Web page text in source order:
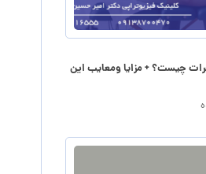
چیست؟ + مزایا ومعایب این